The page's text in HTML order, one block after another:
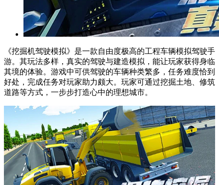
《挖掘机驾驶模拟》是一款自由度极高的工程车辆模拟驾驶手
游。其玩法多样，真实的驾驶与建造模拟，能让玩家获得身临
其境的体验。游戏中可供驾驶的车辆种类繁多，任务难度恰到
好处，完成任务对玩家助力颇大。玩家可通过挖掘土地、修筑
道路等方式，一步步打造心中的理想城市。